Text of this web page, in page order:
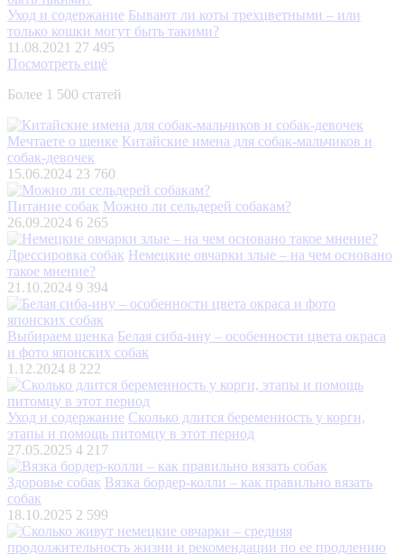
Уход и содержание Бывают ли коты трехцветными – или
только кошки могут быть такими?
11.08.2021 27 495
Посмотреть ещё
Более 1 500 статей
Мечтаете о щенке Китайские имена для собак-мальчиков и
собак-девочек
15.06.2024 23 760
Питание собак Можно ли сельдерей собакам?
26.09.2024 6 265
Дрессировка собак Немецкие овчарки злые – на чем основано
такое мнение?
21.10.2024 9 394
Выбираем щенка Белая сиба-ину – особенности цвета окраса
и фото японских собак
1.12.2024 8 222
Уход и содержание Сколько длится беременность у корги,
этапы и помощь питомцу в этот период
27.05.2025 4 217
Здоровье собак Вязка бордер-колли – как правильно вязать
собак
18.10.2025 2 599